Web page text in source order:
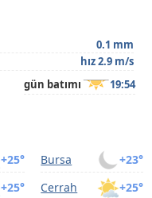
0.1 mm
hız 2.9 m/s
gün batımı 19:54
+25° +23°
Bursa
+25° +25°
Cerrah